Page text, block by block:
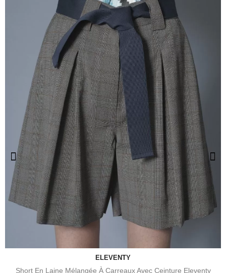
ELEVENTY
Short En Laine Mélangée À Carreaux Avec Ceinture Eleventy